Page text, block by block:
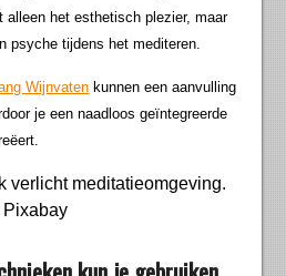
alleen het esthetisch plezier, maar
psyche tijdens het mediteren.
Wijnvaten kunnen een aanvulling
je een naadloos geïntegreerde